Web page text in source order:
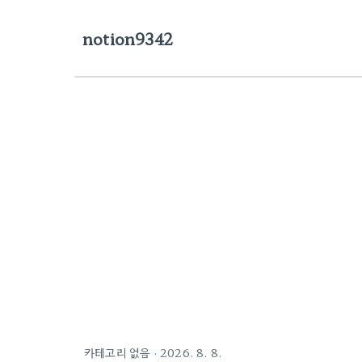
notion9342
카테고리 없음 ·2026. 8. 8.